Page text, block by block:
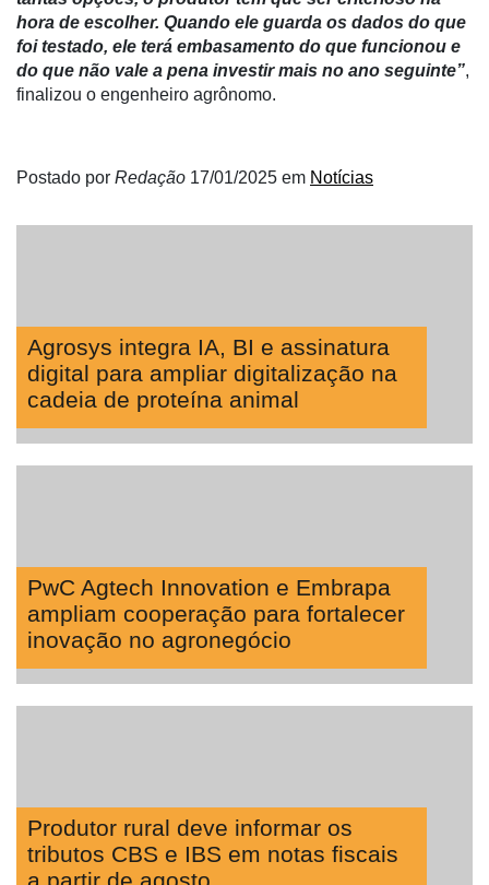
hora de escolher. Quando ele guarda os dados do que
foi testado, ele terá embasamento do que funcionou e
do que não vale a pena investir mais no ano seguinte”,
finalizou o engenheiro agrônomo.
Postado por Redação 17/01/2025 em Notícias
Agrosys integra IA, BI e assinatura
digital para ampliar digitalização na
cadeia de proteína animal
PwC Agtech Innovation e Embrapa
ampliam cooperação para fortalecer
inovação no agronegócio
Produtor rural deve informar os
tributos CBS e IBS em notas fiscais
a partir de agosto